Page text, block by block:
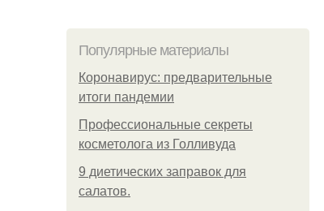
Популярные материалы
Коронавирус: предварительные
итоги пандемии
Профессиональные секреты
косметолога из Голливуда
9 диетических заправок для
салатов.